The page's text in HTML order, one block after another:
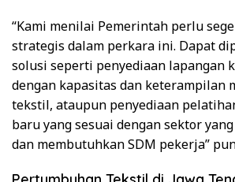
“Kami menilai Pemerintah perlu
strategis dalam perkara ini. Dapat
solusi seperti penyediaan lapangan
dengan kapasitas dan keterampilan
tekstil, ataupun penyediaan
baru yang sesuai dengan sektor
dan membutuhkan SDM pekerja”